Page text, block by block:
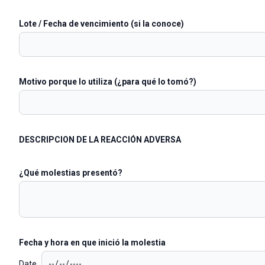
Lote / Fecha de vencimiento (si la conoce)
Motivo porque lo utiliza (¿para qué lo tomó?)
DESCRIPCION DE LA REACCIÓN ADVERSA
¿Qué molestias presentó?
Fecha y hora en que inició la molestia